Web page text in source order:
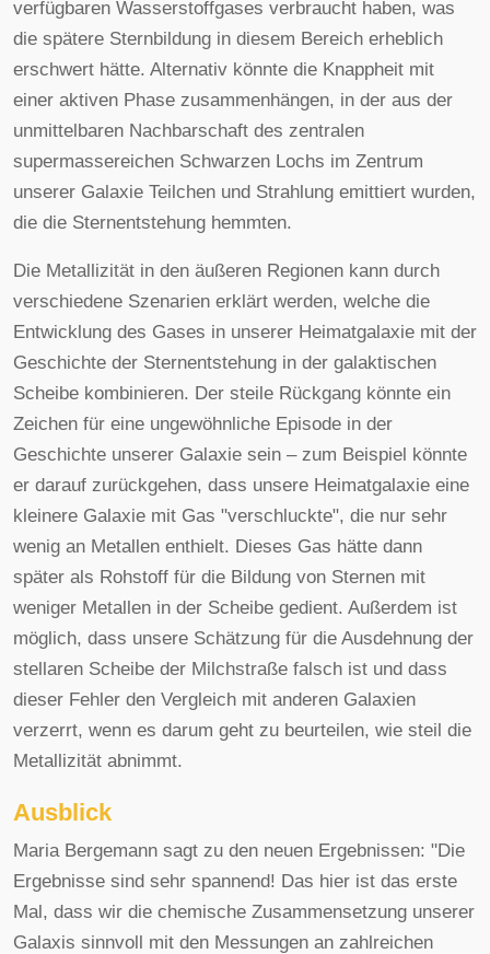
verfügbaren Wasserstoffgases verbraucht haben, was
die spätere Sternbildung in diesem Bereich erheblich
erschwert hätte. Alternativ könnte die Knappheit mit
einer aktiven Phase zusammenhängen, in der aus der
unmittelbaren Nachbarschaft des zentralen
supermassereichen Schwarzen Lochs im Zentrum
unserer Galaxie Teilchen und Strahlung emittiert wurden,
die die Sternentstehung hemmten.
Die Metallizität in den äußeren Regionen kann durch
verschiedene Szenarien erklärt werden, welche die
Entwicklung des Gases in unserer Heimatgalaxie mit der
Geschichte der Sternentstehung in der galaktischen
Scheibe kombinieren. Der steile Rückgang könnte ein
Zeichen für eine ungewöhnliche Episode in der
Geschichte unserer Galaxie sein – zum Beispiel könnte
er darauf zurückgehen, dass unsere Heimatgalaxie eine
kleinere Galaxie mit Gas "verschluckte", die nur sehr
wenig an Metallen enthielt. Dieses Gas hätte dann
später als Rohstoff für die Bildung von Sternen mit
weniger Metallen in der Scheibe gedient. Außerdem ist
möglich, dass unsere Schätzung für die Ausdehnung der
stellaren Scheibe der Milchstraße falsch ist und dass
dieser Fehler den Vergleich mit anderen Galaxien
verzerrt, wenn es darum geht zu beurteilen, wie steil die
Metallizität abnimmt.
Ausblick
Maria Bergemann sagt zu den neuen Ergebnissen: "Die
Ergebnisse sind sehr spannend! Das hier ist das erste
Mal, dass wir die chemische Zusammensetzung unserer
Galaxis sinnvoll mit den Messungen an zahlreichen